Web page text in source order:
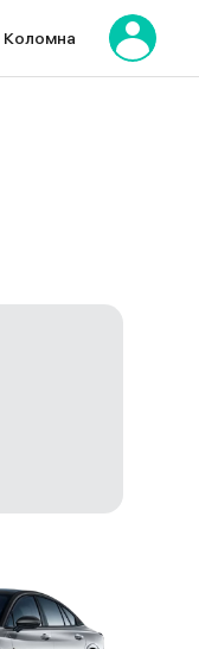
Коломна